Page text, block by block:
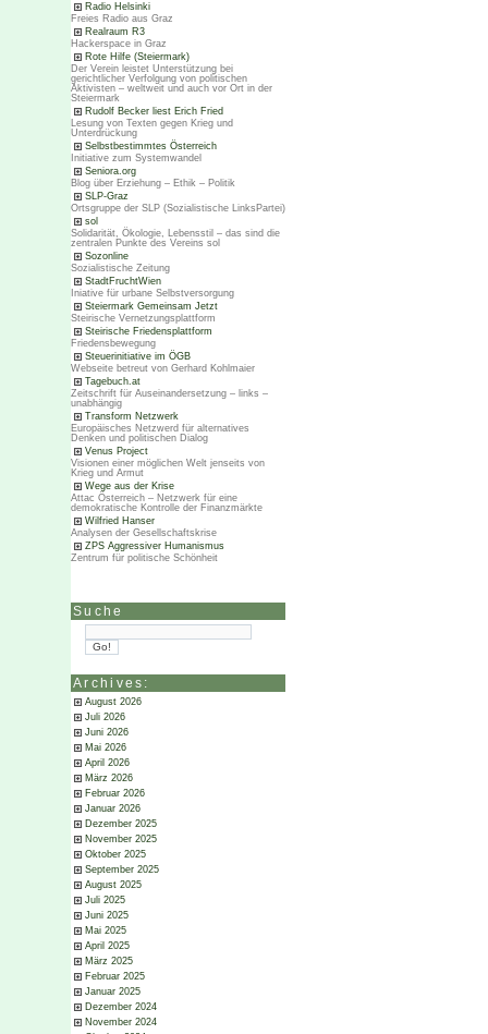
Radio Helsinki
Freies Radio aus Graz
Realraum R3
Hackerspace in Graz
Rote Hilfe (Steiermark)
Der Verein leistet Unterstützung bei
gerichtlicher Verfolgung von politischen
Aktivisten – weltweit und auch vor Ort in der
Steiermark
Rudolf Becker liest Erich Fried
Lesung von Texten gegen Krieg und
Unterdrückung
Selbstbestimmtes Österreich
Initiative zum Systemwandel
Seniora.org
Blog über Erziehung – Ethik – Politik
SLP-Graz
Ortsgruppe der SLP (Sozialistische LinksPartei)
sol
Solidarität, Ökologie, Lebensstil – das sind die
zentralen Punkte des Vereins sol
Sozonline
Sozialistische Zeitung
StadtFruchtWien
Iniative für urbane Selbstversorgung
Steiermark Gemeinsam Jetzt
Steirische Vernetzungsplattform
Steirische Friedensplattform
Friedensbewegung
Steuerinitiative im ÖGB
Webseite betreut von Gerhard Kohlmaier
Tagebuch.at
Zeitschrift für Auseinandersetzung – links –
unabhängig
Transform Netzwerk
Europäisches Netzwerd für alternatives
Denken und politischen Dialog
Venus Project
Visionen einer möglichen Welt jenseits von
Krieg und Armut
Wege aus der Krise
Attac Österreich – Netzwerk für eine
demokratische Kontrolle der Finanzmärkte
Wilfried Hanser
Analysen der Gesellschaftskrise
ZPS Aggressiver Humanismus
Zentrum für politische Schönheit
Suche
Archives:
August 2026
Juli 2026
Juni 2026
Mai 2026
April 2026
März 2026
Februar 2026
Januar 2026
Dezember 2025
November 2025
Oktober 2025
September 2025
August 2025
Juli 2025
Juni 2025
Mai 2025
April 2025
März 2025
Februar 2025
Januar 2025
Dezember 2024
November 2024